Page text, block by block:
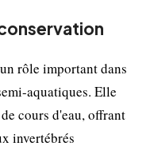
rôle important dans
aquatiques. Elle
cours d'eau, offrant
invertébrés